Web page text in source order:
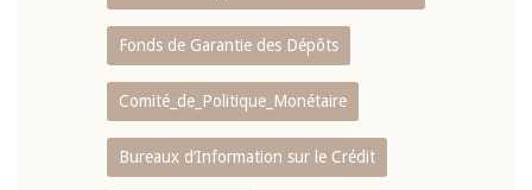
Fonds de Garantie des Dépôts
Comité_de_Politique_Monétaire
Bureaux d’Information sur le Crédit